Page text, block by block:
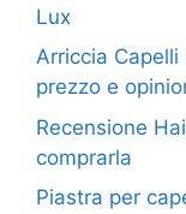
Lux
Arriccia Capelli
prezzo e
Recensione
comprarla
Piastra per